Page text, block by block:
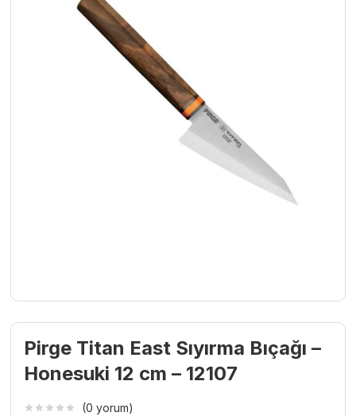
Pirge Titan East Sıyırma Bıçağı –
Honesuki 12 cm – 12107
(0 yorum)